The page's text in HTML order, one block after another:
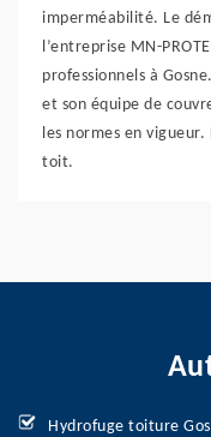
imperméabilité. Le
l’entreprise MN-
professionnels à
et son équipe de
les normes en
toit.
Hydrofuge toiture